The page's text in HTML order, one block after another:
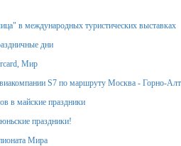
в международных туристических выставках
дни
Мир
S7 по маршруту Москва - Горно-
в майские праздники
праздники!
Мира